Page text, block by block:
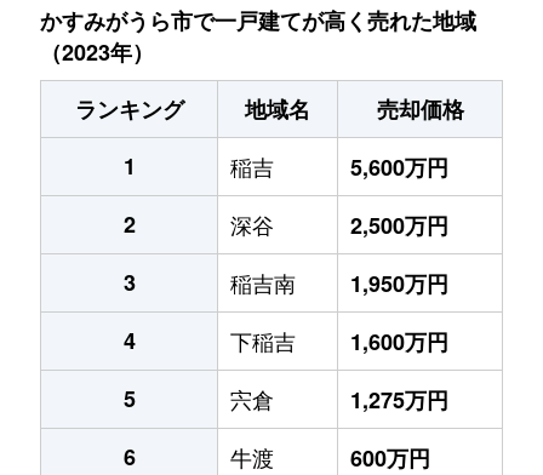
かすみがうら市で一戸建てが高く売れた地域
（2023年）
ランキング
地域名
売却価格
1
稲吉
5,600万円
2
深谷
2,500万円
3
稲吉南
1,950万円
4
下稲吉
1,600万円
5
宍倉
1,275万円
6
牛渡
600万円